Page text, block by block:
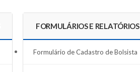
FORMULÁRIOS E RELATÓRIOS
Formulário de Cadastro de Bolsista